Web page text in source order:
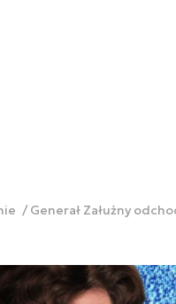
Generał Załużny